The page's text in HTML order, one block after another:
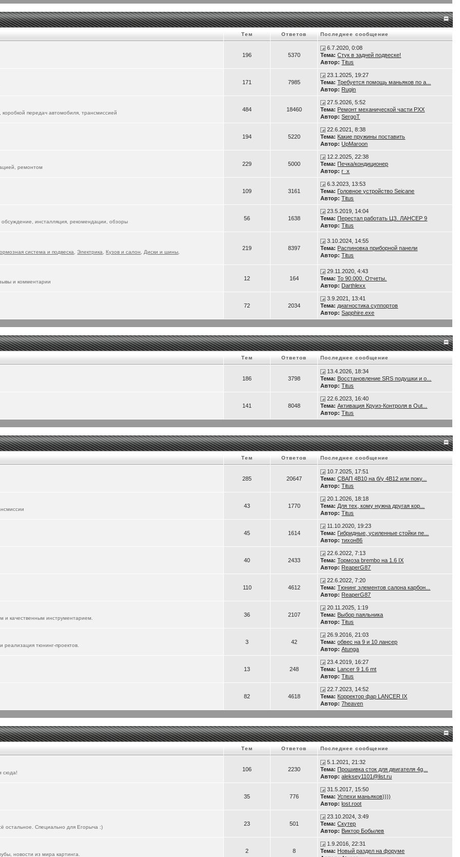
06-ev/
его в городе. А я пока катаюсь на ФЫЧ, но жду прибытия новой электрички...
другие автомобили в форум "вживлять"
Тем Ответов Последнее сообщение
196 5370
6.7.2020, 0:08
Тема: Стук в задней подвеске!
Автор: Titus
171 7985
23.1.2025, 19:27
Тема: Требуется помощь маньяков по а...
Автор: Rugin
передач автомобиля, трансмиссией
484 18460
27.5.2026, 5:52
Тема: Ремонт механической части РХХ
Автор: SergoT
194 5220
22.6.2021, 8:38
Тема: Какие пружины поставить
Автор: UpMaroon
ремонтом
229 5000
12.2.2025, 22:38
Тема: Печка/кондиционер
Автор: r_x
109 3161
6.3.2023, 13:53
Тема: Головное устройство Seicane
Автор: Titus
инсталляция, рекомендации, обзоры
56 1638
23.5.2019, 14:04
Тема: Перестал работать ЦЗ. ЛАНСЕР 9
Автор: Titus
система и подвеска ,Электрика ,Кузов и салон Диски и шины
219 8397
3.10.2024, 14:55
Тема: Распиновка приборной панели
Автор: Titus
и комментарии
12 164
29.11.2020, 4:43
Тема: То 90.000. Отчеты.
Автор: Darthlexx
72 2034
3.9.2021, 13:41
Тема: диагностика суппортов
Автор: Sapphire.exe
Тем Ответов Последнее сообщение
186 3798
13.4.2026, 18:34
Тема: Восстановление SRS подушки и о...
Автор: Titus
141 8048
22.6.2023, 16:40
Тема: Активация Круиз-Контроля в Out...
Автор: Titus
Тем Ответов Последнее сообщение
285 20647
10.7.2025, 17:51
Тема: СВАП 4B10 на б/у 4B12 или поку...
Автор: Titus
43 1770
20.1.2026, 18:18
Тема: Для тех, кому нужна другая кор...
Автор: Titus
45 1614
11.10.2020, 19:23
Тема: Гибридные, усиленные стойки пе...
Автор: тихон86
40 2433
22.6.2022, 7:13
Тема: Тормоза brembo на 1.6 IX
Автор: ReaperG87
110 4612
22.6.2022, 7:20
Тема: Тюнинг элементов салона карбон...
Автор: ReaperG87
и качественным инструментарием.
36 2107
20.11.2025, 1:19
Тема: Выбор паяльника
Автор: Titus
реализация тюнинг-проектов.
3 42
26.9.2016, 21:03
Тема: обвес на 9 и 10 лансер
Автор: Atunga
13 248
23.4.2019, 16:27
Тема: Lancer 9 1.6 mt
Автор: Titus
82 4618
22.7.2023, 14:52
Тема: Корректор фар LANCER IX
Автор: 7heaven
Тем Ответов Последнее сообщение
сюда!
106 2230
5.1.2021, 21:32
Тема: Прошивка сток для двигателя 4g...
Автор: aleksey1101@list.ru
35 776
31.5.2017, 15:50
Тема: Успехи маньяков))))
Автор: lost.root
остальное. Специально для Егорыча :)
23 501
23.10.2024, 3:49
Тема: Скутер
Автор: Виктор Бобылев
новости из мира картинга.
2 8
1.9.2016, 22:31
Тема: Новый раздел на форуме